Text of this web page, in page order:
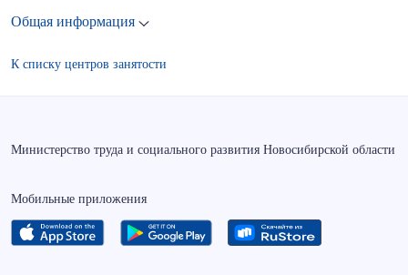
Общая информация
К списку центров занятости
Министерство труда и социального развития Новосибирской области
Мобильные приложения